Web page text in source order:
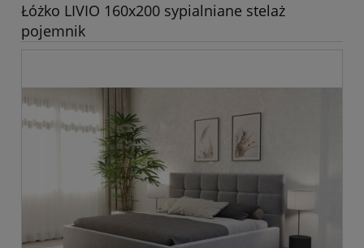
Łóżko LIVIO 160x200 sypialniane stelaż
pojemnik